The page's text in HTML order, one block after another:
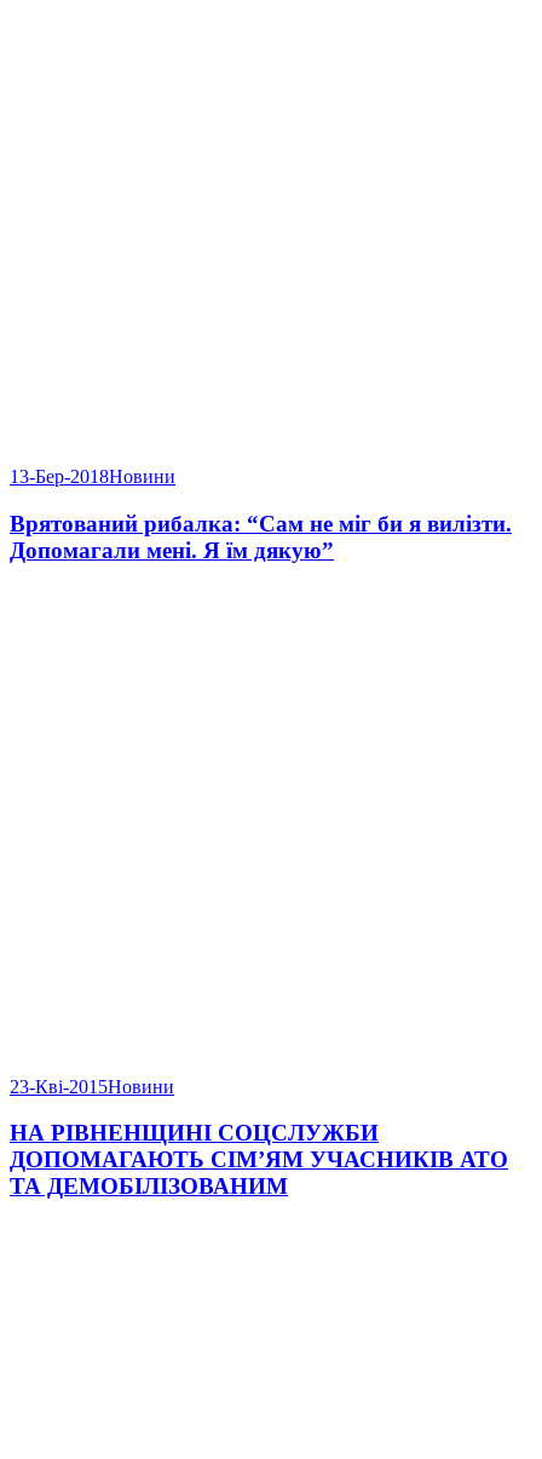
13-Бер-2018Новини
Врятований рибалка: “Сам не міг би я вилізти.
Допомагали мені. Я їм дякую”
23-Кві-2015Новини
НА РІВНЕНЩИНІ СОЦСЛУЖБИ
ДОПОМАГАЮТЬ СІМ’ЯМ УЧАСНИКІВ АТО
ТА ДЕМОБІЛІЗОВАНИМ